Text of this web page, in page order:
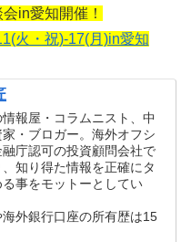
in愛知開催！
火・祝)-17(月)in愛知
報屋・コラムニスト、中
・ブロガー。海外オフシ
庁認可の投資顧問会社で
知り得た情報を正確にタ
事をモットーとしてい
外銀行口座の所有歴は15